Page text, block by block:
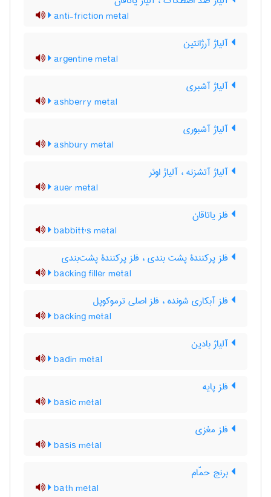
anti-friction metal
آلیاژ آرژانتین
argentine metal
آلیاژ آشبری
ashberry metal
آلیاژ آشبوری
ashbury metal
آلیاژ آتشزنه ، آلیاژ اوئر
auer metal
فلز یاتاقان
babbitt's metal
فلز پرکنندۀ پشت بندی ، فلز پرکنندۀ پشت‌بندی
backing filler metal
فلز آبکاری شونده ، فلز اصلی ترموکوپل
backing metal
آلیاژ بادین
badin metal
فلز پایه
basic metal
فلز مغزی
basis metal
برنج حمّام
bath metal